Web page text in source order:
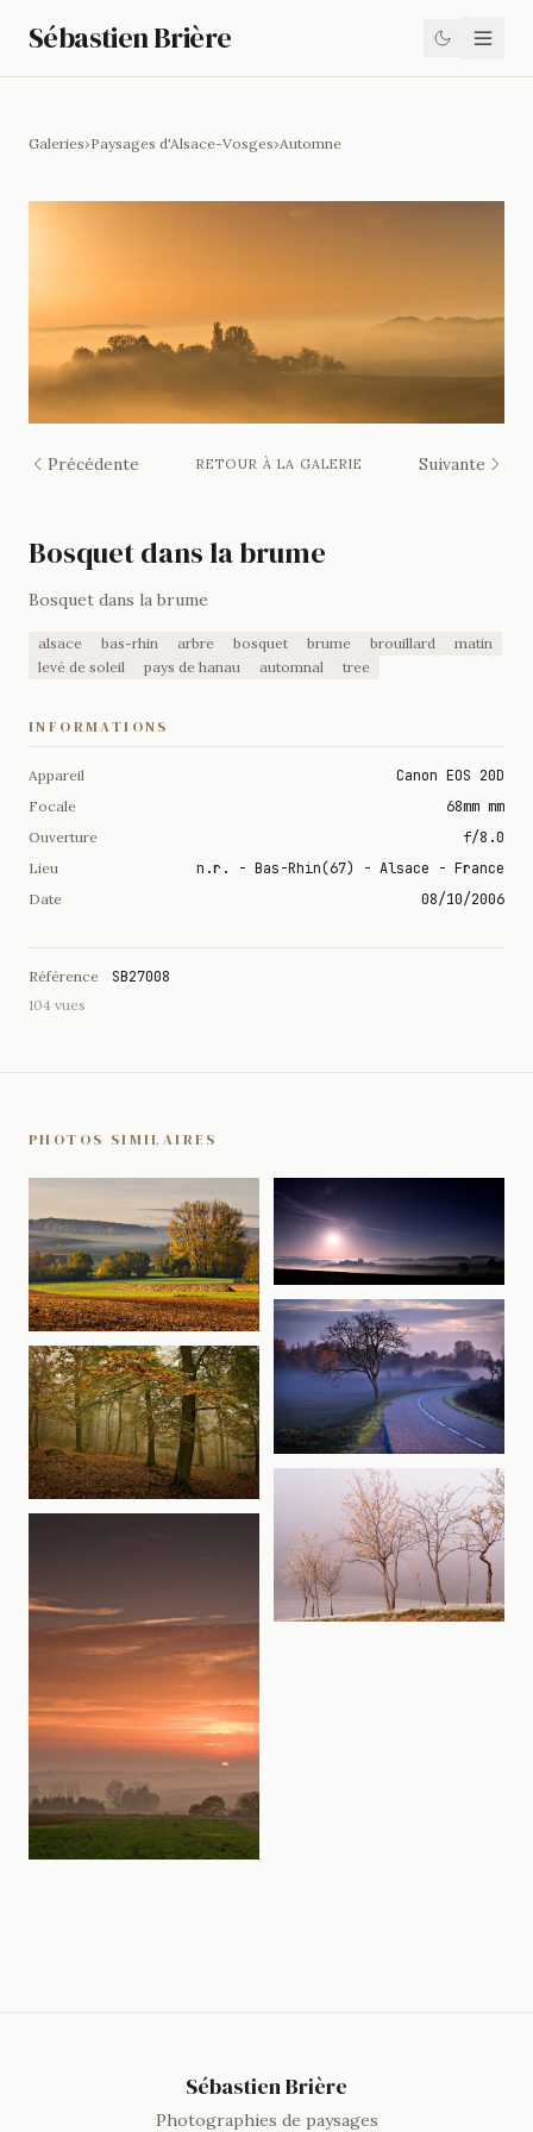
Sébastien Brière
Galeries›Paysages d'Alsace-Vosges›Automne
Précédente RETOUR À LA GALERIE Suivante
Bosquet dans la brume
Bosquet dans la brume
alsace bas-rhin arbre bosquet brume brouillard
matin
levé de soleil
pays de hanau automnal tree
INFORMATIONS
Appareil Canon EOS 20D
Focale 68mm mm
Ouverture f/8.0
Lieu n.r. - Bas-Rhin(67) - Alsace - France
Date 08/10/2006
Référence SB27008
104 vues
PHOTOS SIMILAIRES
Sébastien Brière
Photographies de paysages